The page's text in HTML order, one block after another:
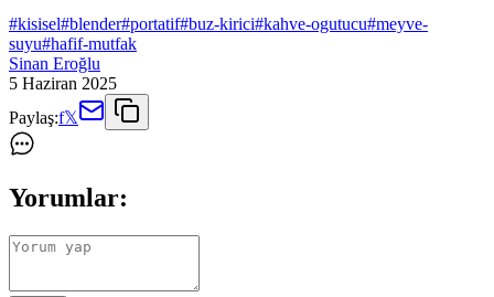
#kisisel#blender#portatif#buz-kirici#kahve-ogutucu#meyve-
suyu#hafif-mutfak
Sinan Eroğlu
5 Haziran 2025
Paylaş:f𝕏
Yorumlar: